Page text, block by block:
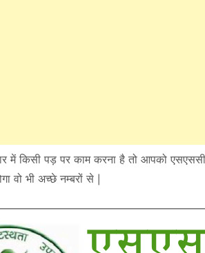
में किसी पड़ पर काम करना है तो आपको
वो भी अच्छे नम्बरों से |